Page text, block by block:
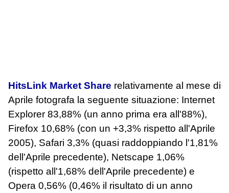
HitsLink Market Share relativamente al mese di
Aprile fotografa la seguente situazione: Internet
Explorer 83,88% (un anno prima era all'88%),
Firefox 10,68% (con un +3,3% rispetto all'Aprile
2005), Safari 3,3% (quasi raddoppiando l'1,81%
dell'Aprile precedente), Netscape 1,06%
(rispetto all'1,68% dell'Aprile precedente) e
Opera 0,56% (0,46% il risultato di un anno